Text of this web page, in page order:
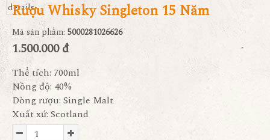
Rượu Whisky Singleton 15 Năm
Mã sản phẩm: 5000281026626
1.500.000 đ
Thể tích: 700ml
Nồng độ: 40%
Dòng rượu: Single Malt
Xuất xứ: Scotland